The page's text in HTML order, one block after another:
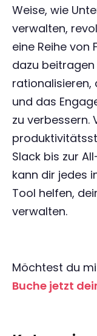
Weise, wie
verwalten,
eine Reihe von
dazu
rationalisieren,
und das
zu verbessern.
Slack bis zur
kann dir jedes
Tool helfen,
verwalten.
Möchtest du
Buche jetzt